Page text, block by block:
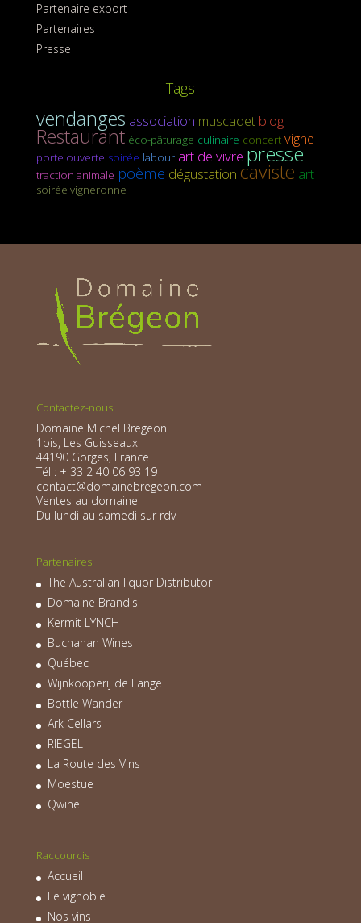
Partenaire export
Partenaires
Presse
Tags
vendanges association muscadet blog
Restaurant éco-pâturage culinaire concert vigne
porte ouverte soirée labour art de vivre presse
traction animale poème dégustation caviste art
soirée vigneronne
Contactez-nous
Domaine Michel Bregeon
1bis, Les Guisseaux
44190 Gorges, France
Tél : + 33 2 40 06 93 19
contact@domainebregeon.com
Ventes au domaine
Du lundi au samedi sur rdv
Partenaires
The Australian liquor Distributor
Domaine Brandis
Kermit LYNCH
Buchanan Wines
Québec
Wijnkooperij de Lange
Bottle Wander
Ark Cellars
RIEGEL
La Route des Vins
Moestue
Qwine
Raccourcis
Accueil
Le vignoble
Nos vins